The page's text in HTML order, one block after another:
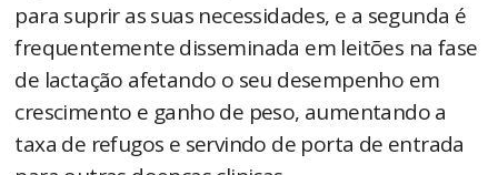
para suprir as suas necessidades, e a segunda é
frequentemente disseminada em leitões na fase
de lactação afetando o seu desempenho em
crescimento e ganho de peso, aumentando a
taxa de refugos e servindo de porta de entrada